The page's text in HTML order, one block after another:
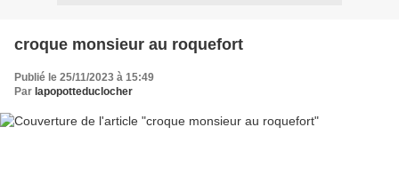
croque monsieur au roquefort
Publié le 25/11/2023 à 15:49
Par lapopotteduclocher